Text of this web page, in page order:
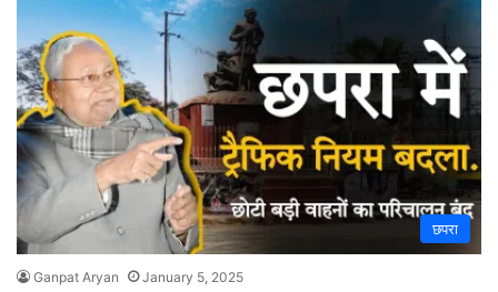
छपरा
Ganpat Aryan January 5, 2025